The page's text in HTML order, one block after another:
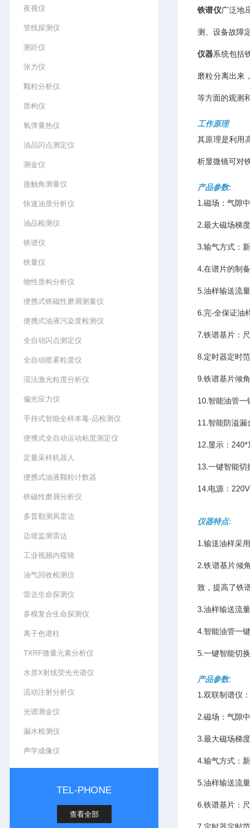
夜视仪
管线探测仪
测距仪
张力仪
颗粒分析仪
质构仪
氧弹量热仪
油品闪点测定仪
测金仪
接触角测量仪
快速油质分析仪
油品检测仪
铁谱仪
铁量仪
物性质构分析仪
便携式铁磁性磨屑测量仪
便携式油液污染度检测仪
全自动闪点测定仪
全自动喷雾粒度仪
湿法激光粒度分析仪
偏光应力仪
手持式智能全样本毒-品检测仪
便携式全自动运动粘度测定仪
定量采样机器人
便携式油液颗粒计数器
铁磁性磨屑分析仪
多普勒测风雷达
边坡监测雷达
工业视频内窥镜
油气回收检测仪
雷达生命探测仪
多模复合生命探测仪
离子色谱柱
TXRF微量元素分析仪
水质X射线荧光光谱仪
流动注射分析仪
光谱测金仪
漏水检测仪
声学成像仪
TEL-PHONE
查看全部
铁谱仪广泛地
测、设备故障
仪器系统包括
磨粒分离出来
等方面的观测
工作原理
其原理是利用
析显微镜可对
产品参数:
1.磁场：气隙
2.最大磁场梯
3.输气方式：
4.在谱片的制
5.油样输送流
6.完-全保证油
7.铁谱基片：
8.定时器定时
9.铁谱基片倾
10.智能油管一
11.智能防溢漏
12.显示
13.一键智能切
14.电源：
仪器特点:
1.输送油样采
2.铁谱基片倾
致，提高了铁
3.油样输送流
4.智能油管一
5.一键智能切
产品参数:
1.双联制谱仪
2.磁场：气隙
3.最大磁场梯
4.输气方式：
5.油样输送流
6.铁谱基片：